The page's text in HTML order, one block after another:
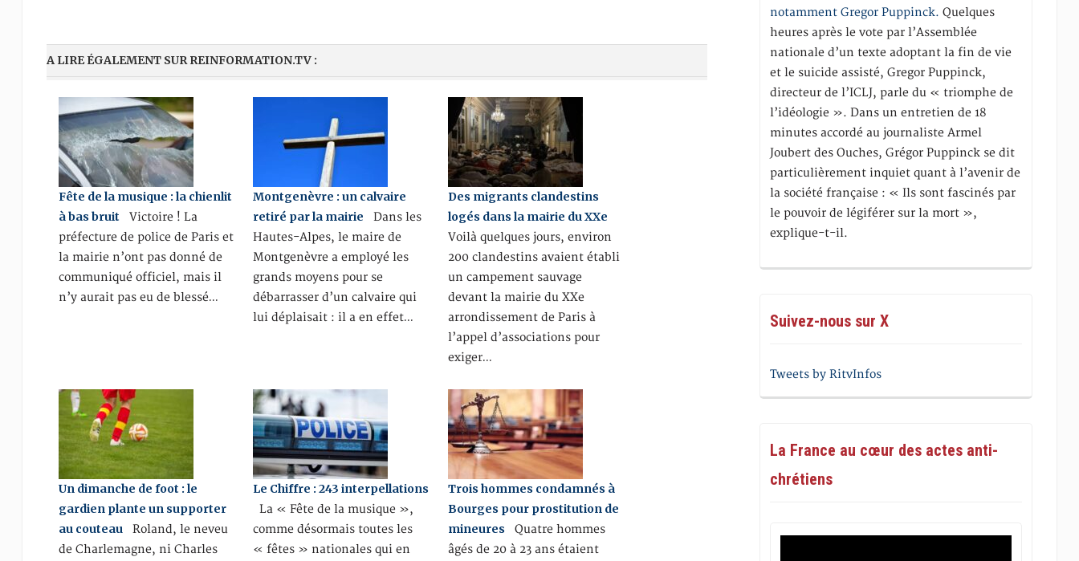
A LIRE ÉGALEMENT SUR REINFORMATION.TV :
Fête de la musique : la chienlit
à bas bruit Victoire ! La
préfecture de police de Paris et
la mairie n’ont pas donné de
communiqué officiel, mais il
n’y aurait pas eu de blessé…
Montgenèvre : un calvaire
retiré par la mairie Dans les
Hautes-Alpes, le maire de
Montgenèvre a employé les
grands moyens pour se
débarrasser d’un calvaire qui
lui déplaisait : il a en effet…
Des migrants clandestins
logés dans la mairie du XXe
Voilà quelques jours, environ
200 clandestins avaient établi
un campement sauvage
devant la mairie du XXe
arrondissement de Paris à
l’appel d’associations pour
exiger…
Un dimanche de foot : le
gardien plante un supporter
au couteauRoland, le neveu
de Charlemagne, ni Charles
Le Chiffre : 243 interpellations
La « Fête de la musique »,
comme désormais toutes les
« fêtes » nationales qui en
Trois hommes condamnés à
Bourges pour prostitution de
mineures Quatre hommes
âgés de 20 à 23 ans étaient
notamment Gregor Puppinck. Quelques
heures après le vote par l’Assemblée
nationale d’un texte adoptant la fin de vie
et le suicide assisté, Gregor Puppinck,
directeur de l’ICLJ, parle du « triomphe de
l’idéologie ». Dans un entretien de 18
minutes accordé au journaliste Armel
Joubert des Ouches, Grégor Puppinck se dit
particulièrement inquiet quant à l’avenir de
la société française : « Ils sont fascinés par
le pouvoir de légiférer sur la mort »,
explique-t-il.
Suivez-nous sur X
Tweets by RitvInfos
La France au cœur des actes anti-
chrétiens